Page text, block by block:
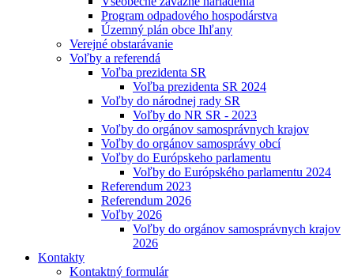
Program odpadového hospodárstva
Územný plán obce Ihľany
Verejné obstarávanie
Voľby a referendá
Voľba prezidenta SR
Voľba prezidenta SR 2024
Voľby do národnej rady SR
Voľby do NR SR - 2023
Voľby do orgánov samosprávnych krajov
Voľby do orgánov samosprávy obcí
Voľby do Európskeho parlamentu
Voľby do Európského parlamentu 2024
Referendum 2023
Referendum 2026
Voľby 2026
Voľby do orgánov samosprávnych krajov
2026
Kontakty
Kontaktný formulár